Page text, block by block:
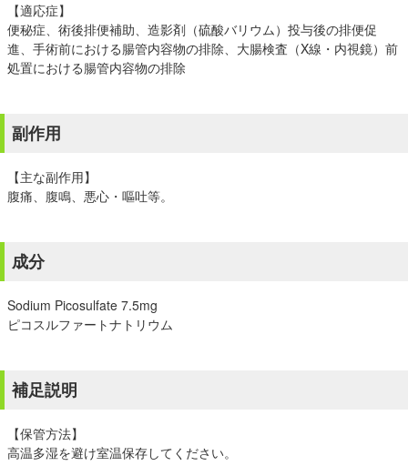
【適応症】
便秘症、術後排便補助、造影剤（硫酸バリウム）投与後の排便促
進、手術前における腸管内容物の排除、大腸検査（X線・内視鏡）前
処置における腸管内容物の排除
副作用
【主な副作用】
腹痛、腹鳴、悪心・嘔吐等。
成分
Sodium Picosulfate 7.5mg
ピコスルファートナトリウム
補足説明
【保管方法】
高温多湿を避け室温保存してください。